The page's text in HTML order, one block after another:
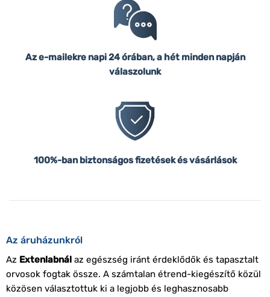
Az e-mailekre napi 24 órában, a hét minden napján
válaszolunk
100%-ban biztonságos fizetések és vásárlások
Az áruházunkról
Az Extenlabnálaz egészség iránt érdeklődők és tapasztalt
orvosok fogtak össze. A számtalan étrend-kiegészítő közül
közösen választottuk ki a legjobb és leghasznosabb